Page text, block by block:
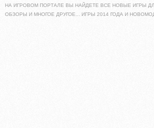
НА ИГРОВОМ ПОРТАЛЕ ВЫ НАЙДЕТЕ ВСЕ НОВЫЕ ИГРЫ
ОБЗОРЫ И МНОГОЕ ДРУГОЕ... ИГРЫ 2014 ГОДА И